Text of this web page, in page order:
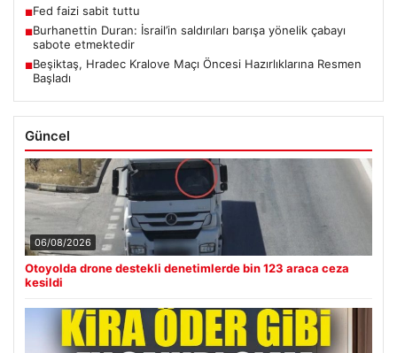
■Fed faizi sabit tuttu
■Burhanettin Duran: İsrail’in saldırıları barışa yönelik çabayı
sabote etmektedir
■Beşiktaş, Hradec Kralove Maçı Öncesi Hazırlıklarına Resmen
Başladı
Güncel
06/08/2026
Otoyolda drone destekli denetimlerde bin 123 araca ceza
kesildi